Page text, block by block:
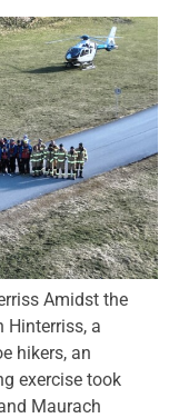
Amidst the
Hinterriss, a
hikers, an
exercise took
Maurach